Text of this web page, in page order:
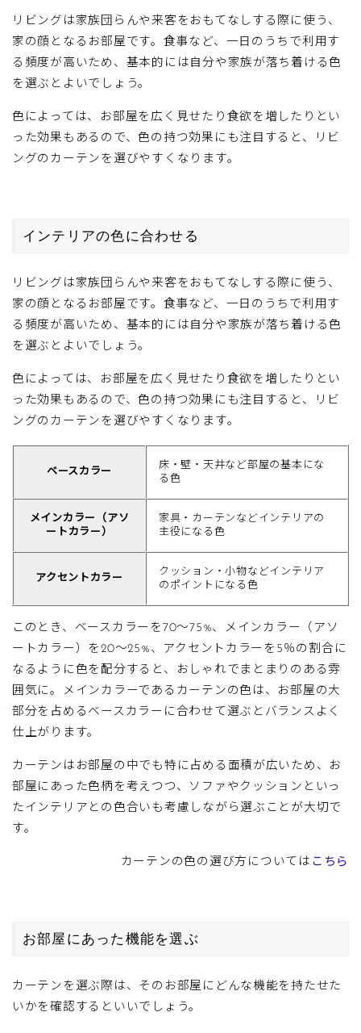
リビングは家族団らんや来客をおもてなしする際に使う、
家の顔となるお部屋です。食事など、一日のうちで利用す
る頻度が高いため、基本的には自分や家族が落ち着ける色
を選ぶとよいでしょう。
色によっては、お部屋を広く見せたり食欲を増したりとい
った効果もあるので、色の持つ効果にも注目すると、リビ
ングのカーテンを選びやすくなります。
インテリアの色に合わせる
リビングは家族団らんや来客をおもてなしする際に使う、
家の顔となるお部屋です。食事など、一日のうちで利用す
る頻度が高いため、基本的には自分や家族が落ち着ける色
を選ぶとよいでしょう。
色によっては、お部屋を広く見せたり食欲を増したりとい
った効果もあるので、色の持つ効果にも注目すると、リビ
ングのカーテンを選びやすくなります。
ベースカラー
床・壁・天井など部屋の基本にな
る色
メインカラー（アソ
ートカラー）
家具・カーテンなどインテリアの
主役になる色
アクセントカラー
クッション・小物などインテリア
のポイントになる色
このとき、ベースカラーを70〜75%、メインカラー（アソ
ートカラー）を20〜25%、アクセントカラーを5％の割合に
なるように色を配分すると、おしゃれでまとまりのある雰
囲気に。メインカラーであるカーテンの色は、お部屋の大
部分を占めるベースカラーに合わせて選ぶとバランスよく
仕上がります。
カーテンはお部屋の中でも特に占める面積が広いため、お
部屋にあった色柄を考えつつ、ソファやクッションといっ
たインテリアとの色合いも考慮しながら選ぶことが大切で
す。
カーテンの色の選び方については こちら
お部屋にあった機能を選ぶ
カーテンを選ぶ際は、そのお部屋にどんな機能を持たせた
いかを確認するといいでしょう。